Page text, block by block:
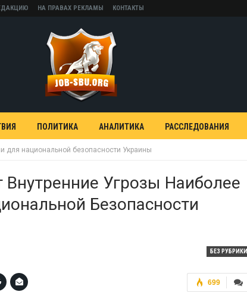
НА ПРАВАХ РЕКЛАМЫ КОНТАКТЫ
ПОЛИТИКА АНАЛИТИКА РАССЛЕДОВАНИЯ
для национальной безопасности Украины
Внутренние Угрозы Наиболее
Безопасности
БЕЗ РУБРИКИ
699